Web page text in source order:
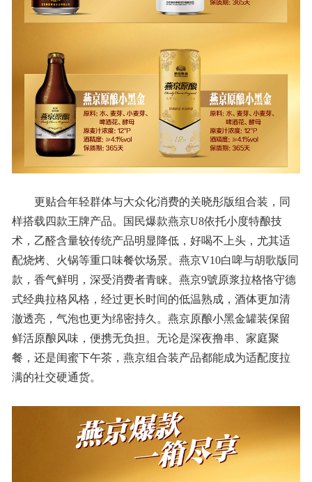
更贴合年轻群体与大众化消费的关晓彤版组合装，同
样搭载四款王牌产品。国民爆款燕京U8依托小度特酿技
术，乙醛含量较传统产品明显降低，好喝不上头，尤其适
配烧烤、火锅等重口味餐饮场景。燕京V10白啤与胡歌版同
款，香气鲜明，深受消费者青睐。燕京9號原浆拉格恪守德
式经典拉格风格，经过更长时间的低温熟成，酒体更加清
澈透亮，气泡也更为绵密持久。燕京原酿小黑金罐装保留
鲜活原酿风味，便携无负担。无论是深夜撸串、家庭聚
餐，还是闺蜜下午茶，燕京组合装产品都能成为适配度拉
满的社交硬通货。